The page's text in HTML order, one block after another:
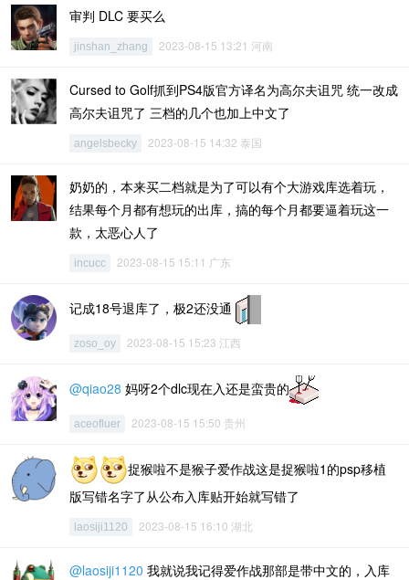
审判 DLC 要买么
jinshan_zhang 2023-08-15 13:21 河南
Cursed to Golf抓到PS4版官方译名为高尔夫诅咒 统一改成
高尔夫诅咒了 三档的几个也加上中文了
angelsbecky 2023-08-15 14:32 泰国
奶奶的，本来买二档就是为了可以有个大游戏库选着玩，
结果每个月都有想玩的出库，搞的每个月都要逼着玩这一
款，太恶心人了
incucc 2023-08-15 15:11 广东
记成18号退库了，极2还没通
zoso_oy 2023-08-15 15:23 江西
@qiao28 妈呀2个dlc现在入还是蛮贵的
aceofluer 2023-08-15 15:50 贵州
捉猴啦不是猴子爱作战这是捉猴啦1的psp移植
版写错名字了从公布入库贴开始就写错了
laosiji1120 2023-08-15 16:10 湖北
@laosiji1120 我就说我记得爱作战那部是带中文的，入库